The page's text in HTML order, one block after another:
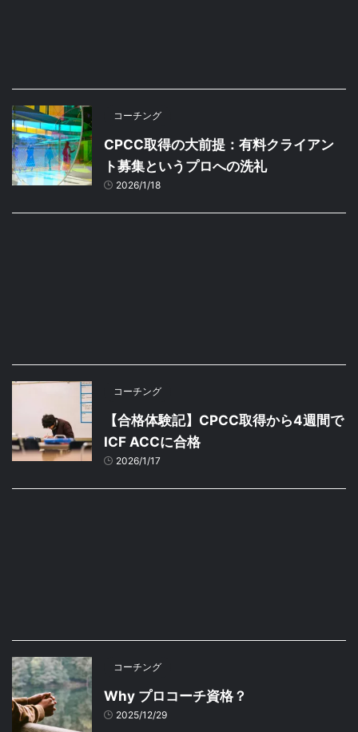
コーチング
CPCC取得の大前提：有料クライアン
ト募集というプロへの洗礼
2026/1/18
コーチング
【合格体験記】CPCC取得から4週間で
ICF ACCに合格
2026/1/17
コーチング
Why プロコーチ資格？
2025/12/29